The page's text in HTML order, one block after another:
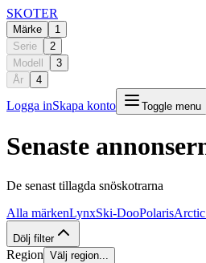
SKOTER
Märke
1
Serie
2
Modell
3
År
4
Logga inSkapa konto Toggle menu
Senaste
De senast tillagda snöskotrarna
Alla märkenLynxSki-DooPolaris
Dölj filter
Region Välj region...